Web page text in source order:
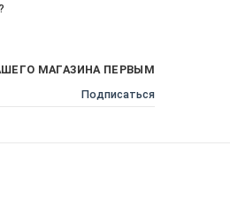
МАГАЗИНА ПЕРВЫМ
Подписаться